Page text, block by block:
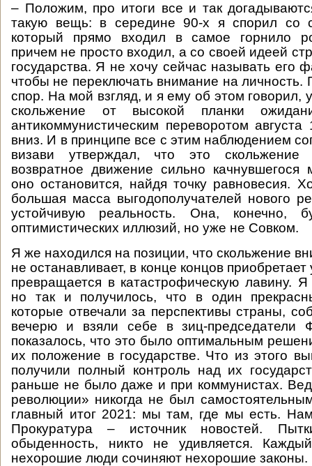
– Положим, про итоги все и так
такую вещь: в середине 90-х я спорил со
который прямо входил в самое горнило
причем не просто входил, а со своей идеей
государства. Я не хочу сейчас называть его
чтобы не переключать внимание на личность.
спор. На мой взгляд, и я ему об этом говорил,
скольжение от высокой планки
антикоммунистическим переворотом августа
вниз. И в принципе все с этим наблюдением
визави утверждал, что это скольжение
возвратное движение сильно качнувшегося
оно остановится, найдя точку равновесия.
большая масса выгодополучателей нового
устойчивую реальность. Она, конечно,
оптимистических иллюзий, но уже не Совком.
Я же находился на позиции, что скольжение
не останавливает, в конце концов
превращается в катастрофическую лавину.
но так и получилось, что в один
которые отвечали за перспективы страны,
вечерю и взяли себе в зиц-
показалось, что это было оптимальным
их положение в государстве. Что из этого
получили полный контроль над их
раньше не было даже и при коммунистах.
революции» никогда не был
главный итог 2021: мы там, где мы есть.
Прокуратура – источник новостей.
обыденность, никто не удивляется.
нехорошие люди сочиняют нехорошие законы.